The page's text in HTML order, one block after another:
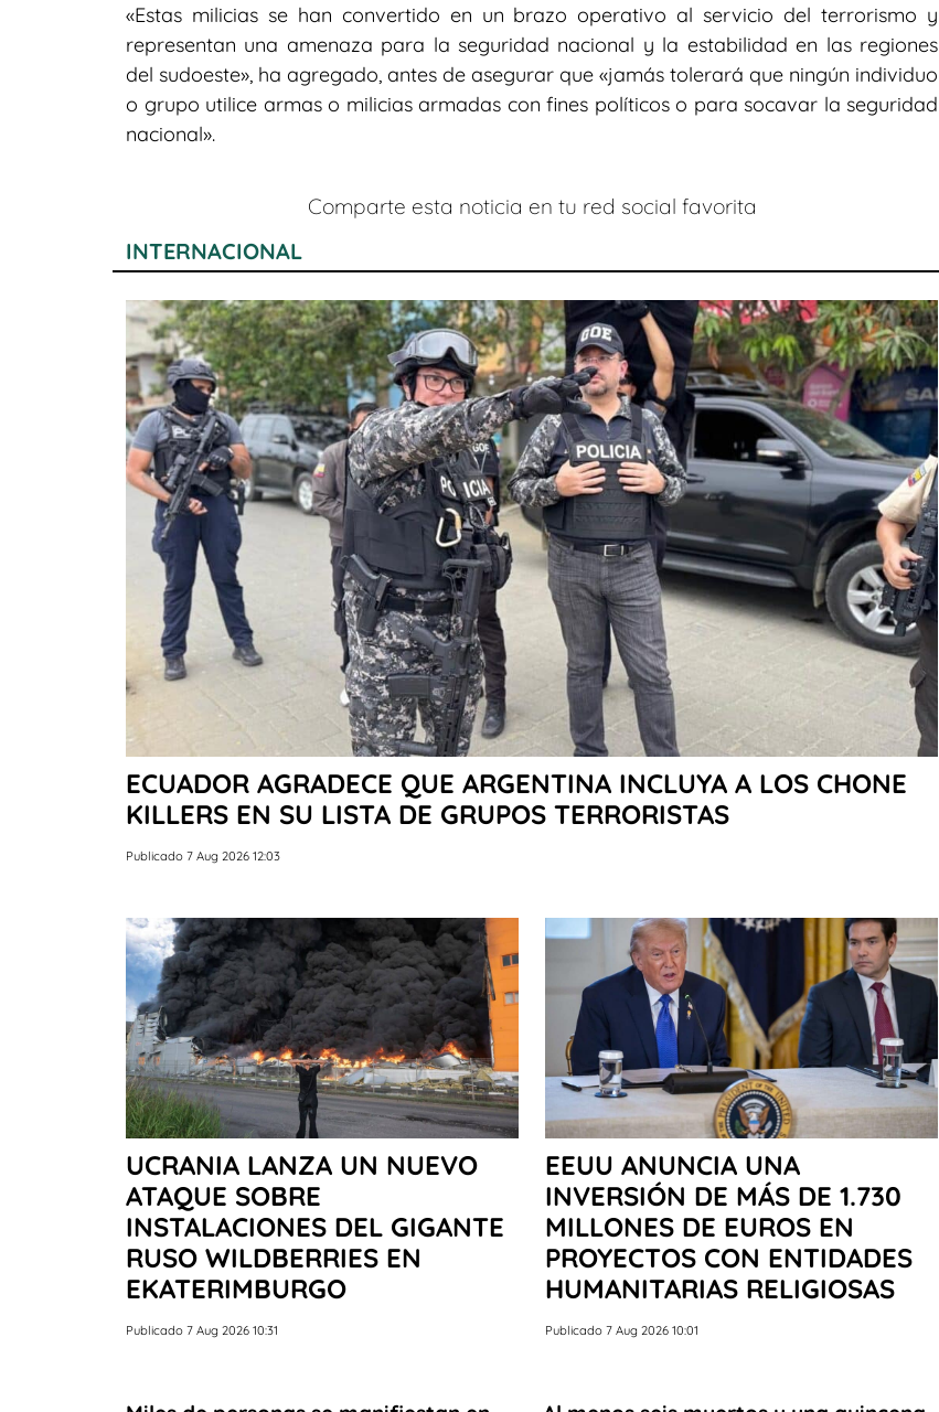
«Estas milicias se han convertido en un brazo operativo al servicio del terrorismo y
representan una amenaza para la seguridad nacional y la estabilidad en las regiones
del sudoeste», ha agregado, antes de asegurar que «jamás tolerará que ningún individuo
o grupo utilice armas o milicias armadas con fines políticos o para socavar la seguridad
nacional».
Comparte esta noticia en tu red social favorita
INTERNACIONAL
ECUADOR AGRADECE QUE ARGENTINA INCLUYA A LOS CHONE
KILLERS EN SU LISTA DE GRUPOS TERRORISTAS
Publicado 7 Aug 2026 12:03
UCRANIA LANZA UN NUEVO
ATAQUE SOBRE
INSTALACIONES DEL GIGANTE
RUSO WILDBERRIES EN
EKATERIMBURGO
Publicado 7 Aug 2026 10:31
EEUU ANUNCIA UNA
INVERSIÓN DE MÁS DE 1.730
MILLONES DE EUROS EN
PROYECTOS CON ENTIDADES
HUMANITARIAS RELIGIOSAS
Publicado 7 Aug 2026 10:01